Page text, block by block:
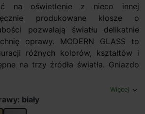
na oświetlenie z nieco innej
produkowane klosze o
pozwalają światłu delikatnie
oprawy. MODERN GLASS to
różnych kolorów, kształtów i
na trzy źródła światła. Gniazdo
Więcej expand_more
biały
szary